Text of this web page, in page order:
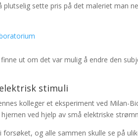
sette pris på det maleriet man
ut om det var mulig å endre den
stimuli
kolleger et eksperiment ved Milan-
ved hjelp av små elektriske
forsøket, og alle sammen skulle se på